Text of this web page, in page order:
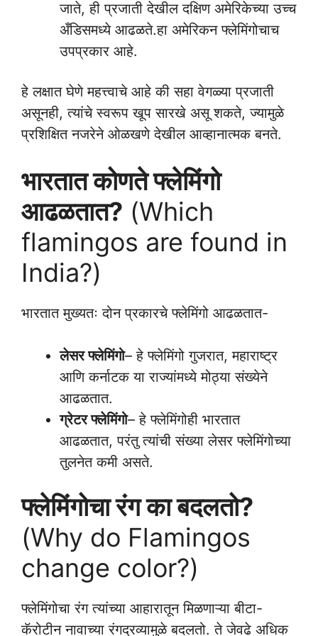
जाते, ही प्रजाती देखील दक्षिण अमेरिकेच्या उच्च
अँडिसमध्ये आढळते.हा अमेरिकन फ्लेमिंगोचाच
उपप्रकार आहे.
हे लक्षात घेणे महत्त्वाचे आहे की सहा वेगळ्या प्रजाती
असूनही, त्यांचे स्वरूप खूप सारखे असू शकते, ज्यामुळे
प्रशिक्षित नजरेने ओळखणे देखील आव्हानात्मक बनते.
भारतात कोणते फ्लेमिंगो
आढळतात? (Which
flamingos are found in
India?)
भारतात मुख्यतः दोन प्रकारचे फ्लेमिंगो आढळतात-
लेसर फ्लेमिंगो– हे फ्लेमिंगो गुजरात, महाराष्ट्र
आणि कर्नाटक या राज्यांमध्ये मोठ्या संख्येने
आढळतात.
ग्रेटर फ्लेमिंगो– हे फ्लेमिंगोही भारतात
आढळतात, परंतु त्यांची संख्या लेसर फ्लेमिंगोच्या
तुलनेत कमी असते.
फ्लेमिंगोचा रंग का बदलतो?
(Why do Flamingos
change color?)
फ्लेमिंगोचा रंग त्यांच्या आहारातून मिळणाऱ्या बीटा-
कॅरोटीन नावाच्या रंगद्रव्यामुळे बदलतो. ते जेवढे अधिक